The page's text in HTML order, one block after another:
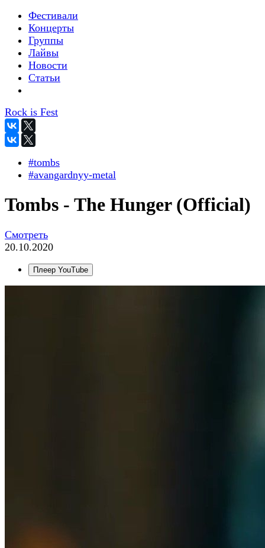
Фестивали
Концерты
Группы
Лайвы
Новости
Статьи
Rock is Fest
#tombs
#avangardnyy-metal
Tombs - The Hunger (Official)
Смотреть
20.10.2020
Плеер YouTube